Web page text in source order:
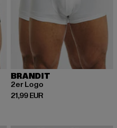
BRANDIT
2er Logo
21,99 EUR
Ajankohtainen hinta: 21,99 EUR